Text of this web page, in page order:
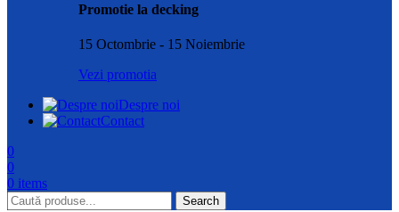
Promotie la decking
15 Octombrie - 15 Noiembrie
Vezi promotia
Despre noi
Contact
0
0
0 items
Search